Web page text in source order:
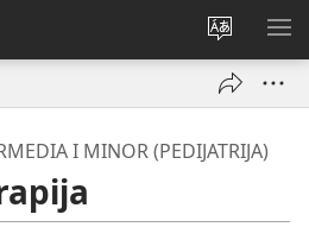
Promeni
jezik
sajta
I MINOR (PEDIJATRIJA)